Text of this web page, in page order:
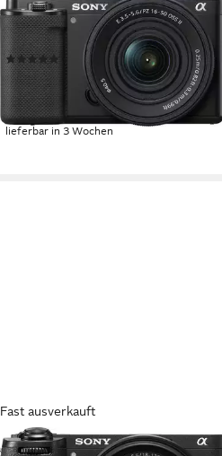
26 MP Auflösung Foto
4K Ultra HD
Auflösung Video
16-50 mm
Brennweite
1.508,27 € UVP 1.799,00 €
43,79 €mtl. in 48 Raten
-16%
lieferbar in 3 Wochen
Fast ausverkauft
SONY